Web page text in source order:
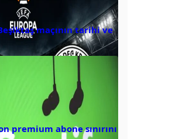
maçının tarihi ve
premium abone sınırını